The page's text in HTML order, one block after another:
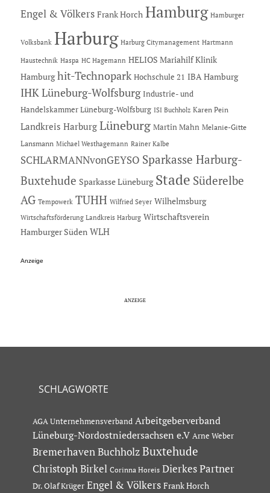
Engel & Völkers Frank Horch Hamburg Hamburger
Volksbank Harburg Harburg Citymanagement Hartmann
Haustechnik Haspa HC Hagemann HELIOS Mariahilf Klinik
Hamburg hit-Technopark Hochschule 21 IBA Hamburg
IHK Lüneburg-Wolfsburg Industrie- und
Handelskammer Lüneburg-Wolfsburg ISI Buchholz Karen Pein
Landkreis Harburg Lüneburg Martin Mahn Melanie-Gitte
Lansmann Michael Westhagemann Rainer Kalbe
SCHLARMANNvonGEYSO Sparkasse Harburg-
Buxtehude Sparkasse Lüneburg Stade Süderelbe
AG Tempowerk TUHH Wilfried Seyer Wilhelmsburg
Wirtschaftsförderung Landkreis Harburg Wirtschaftsverein
Hamburger Süden WLH
Anzeige
SCHLAGWORTE
AGA Unternehmensverband Arbeitgeberverband
Lüneburg-Nordostniedersachsen e.V Arne Weber
Bremerhaven Buchholz Buxtehude
Christoph Birkel Corinna Horeis Dierkes Partner
Dr. Olaf Krüger Engel & Völkers Frank Horch